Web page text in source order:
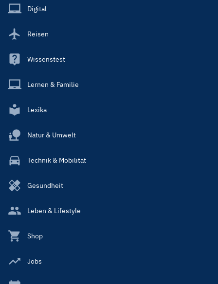
Main
Digital
Reisen
Wissenstest
Lernen & Familie
Lexika
Natur & Umwelt
Technik & Mobilität
Gesundheit
Leben & Lifestyle
Shop
Jobs